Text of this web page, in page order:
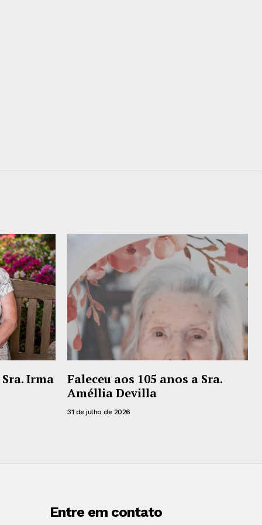
Irma
Faleceu aos 105 anos a Sra.
Améllia Devilla
31 de julho de 2026
Entre em contato